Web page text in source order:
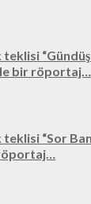
teklisi
bir röportaj…
teklisi “Sor